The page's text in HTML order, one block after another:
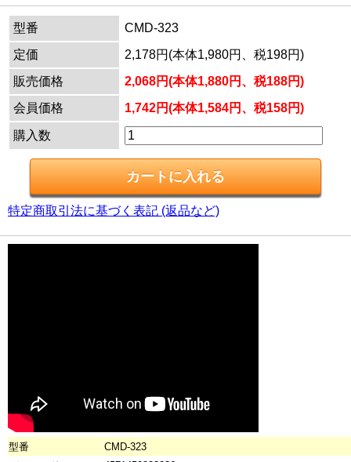
型番
CMD-323
定価
2,178円(本体1,980円、税198円)
販売価格
2,068円(本体1,880円、税188円)
会員価格
1,742円(本体1,584円、税158円)
購入数
特定商取引法に基づく表記 (返品など)
型番
CMD-323